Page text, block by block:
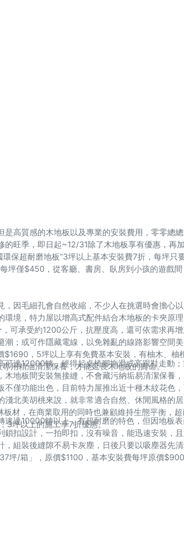
高質感的木地板以及專業的安裝費用，零零總
旺季，即日起~12/31除了木地板享有優惠，再
保超耐磨地板”3坪以上基本安裝費7折，每坪只
坪僅$450，從客廳、書房、臥房到小孩的遊戲
因毛細孔會自然收縮，不少人在挑選時會擔心
境，特力屋以增高式配件結合木地板的卡夾原
可承受約1200公斤，抗壓度高，還可依需求再
；或可作隱藏電線，以免雜亂的線路影響空間
，5坪以上享有免費基本安裝，有柚木、柚
用精油清潔保養，才能延長木地板的壽命。
達12000轉，經得起桌椅腳拖滑或高跟鞋走動
地板間安裝無接縫，不會藏污納垢易清潔保養
僅功能出色，目前特力屋推出近十種木紋花色
北美胡桃來說，就非常適合自然、休閒風格的
材，在商業取用的同時也兼顧維持生態平衡，
3坪以上的施工享7折優惠。
達10000轉以上，有超耐磨的特色，但因地板
扣設計，一拍即扣，沒有噪音，能迅速安裝，
組裝後縫隙不易卡灰塵，日後只要以吸塵器先
坪/箱」，原價$1100，基本安裝費每坪原價